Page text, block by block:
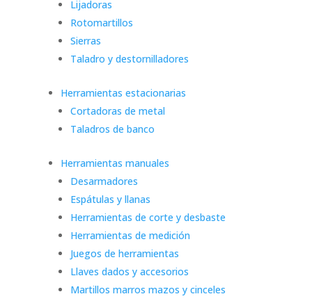
Lijadoras
Rotomartillos
Sierras
Taladro y destornilladores
Herramientas estacionarias
Cortadoras de metal
Taladros de banco
Herramientas manuales
Desarmadores
Espátulas y llanas
Herramientas de corte y desbaste
Herramientas de medición
Juegos de herramientas
Llaves dados y accesorios
Martillos marros mazos y cinceles